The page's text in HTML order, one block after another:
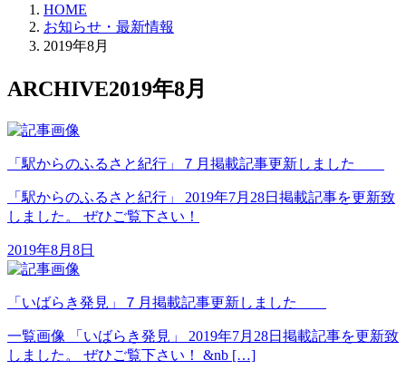
HOME
お知らせ・最新情報
2019年8月
ARCHIVE2019年8月
「駅からのふるさと紀行」７月掲載記事更新しました
「駅からのふるさと紀行」 2019年7月28日掲載記事を更新致
しました。 ぜひご覧下さい！
2019年8月8日
「いばらき発見」７月掲載記事更新しました
一覧画像 「いばらき発見」 2019年7月28日掲載記事を更新致
しました。 ぜひご覧下さい！ &nb […]